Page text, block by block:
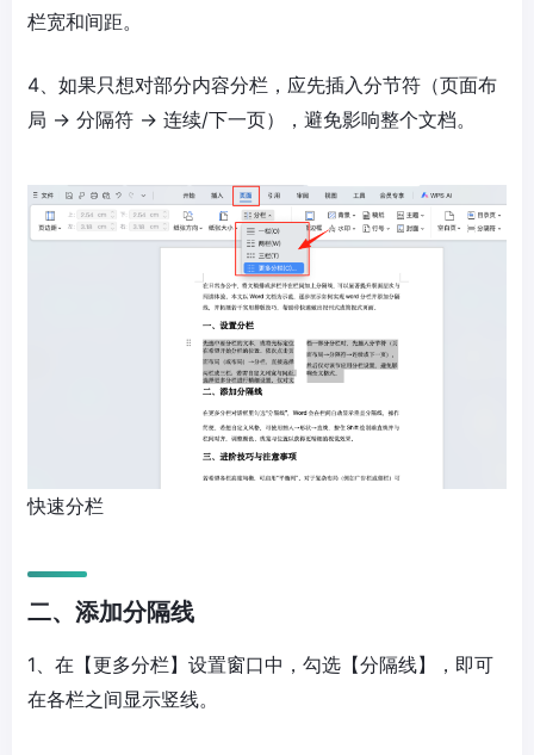
栏宽和间距。
4、如果只想对部分内容分栏，应先插入分节符（页面布
局 → 分隔符 → 连续/下一页），避免影响整个文档。
快速分栏
二、添加分隔线
1、在【更多分栏】设置窗口中，勾选【分隔线】，即可
在各栏之间显示竖线。